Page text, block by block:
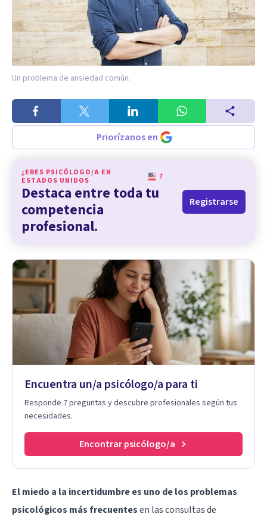
Un problema de ansiedad común.
Priorízanos en
¿ERES PSICÓLOGO/A EN
ESTADOS UNIDOS
?
Destaca entre toda tu
competencia
profesional.
Registrarse
Encuentra un/a psicólogo/a para ti
Responde 7 preguntas y descubre profesionales según tus
necesidades.
Encontrar psicólogo/a
El miedo a la incertidumbre es uno de los problemas
psicológicos más frecuentesen las consultas de